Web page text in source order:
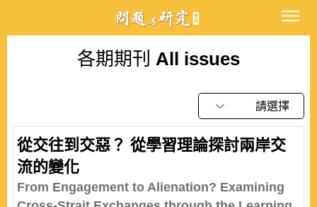
各期期刊 All issues
請選擇
從交往到交惡？ 從學習理論探討兩岸交
流的變化
From Engagement to Alienation? Examining